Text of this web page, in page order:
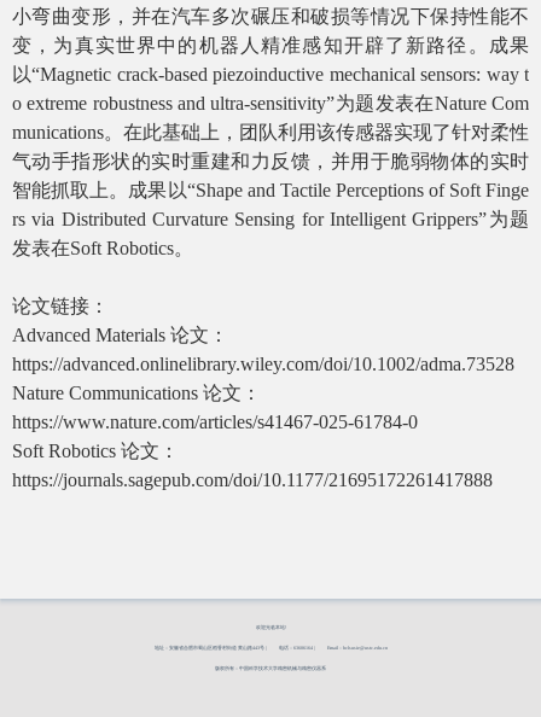
小弯曲变形，并在汽车多次碾压和破损等情况下保持性能不
变，为真实世界中的机器人精准感知开辟了新路径。成果
以“Magnetic crack-based piezoinductive mechanical sensors: way t
o extreme robustness and ultra-sensitivity”为题发表在Nature Com
munications。在此基础上，团队利用该传感器实现了针对柔性
气动手指形状的实时重建和力反馈，并用于脆弱物体的实时
智能抓取上。成果以“Shape and Tactile Perceptions of Soft Finge
rs via Distributed Curvature Sensing for Intelligent Grippers”为题
发表在Soft Robotics。
论文链接：
Advanced Materials 论文：
https://advanced.onlinelibrary.wiley.com/doi/10.1002/adma.73528
Nature Communications 论文：
https://www.nature.com/articles/s41467-025-61784-0
Soft Robotics 论文：
https://journals.sagepub.com/doi/10.1177/21695172261417888
欢迎光临本站!
地址：安徽省合肥市蜀山区稻香村街道 黄山路443号 | 电话：63606164 | Email：hclsusie@ustc.edu.cn
版权所有：中国科学技术大学精密机械与精密仪器系